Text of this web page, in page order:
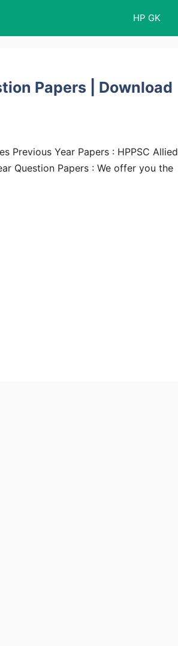
HP GK
Papers | Download
Previous Year Papers : HPPSC Allied
Question Papers : We offer you the